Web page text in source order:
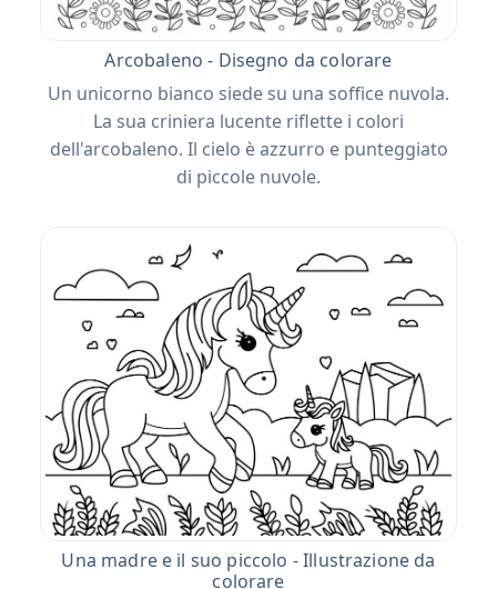
Arcobaleno - Disegno da colorare
Un unicorno bianco siede su una soffice nuvola.
La sua criniera lucente riflette i colori
dell'arcobaleno. Il cielo è azzurro e punteggiato
di piccole nuvole.
Una madre e il suo piccolo - Illustrazione da
colorare